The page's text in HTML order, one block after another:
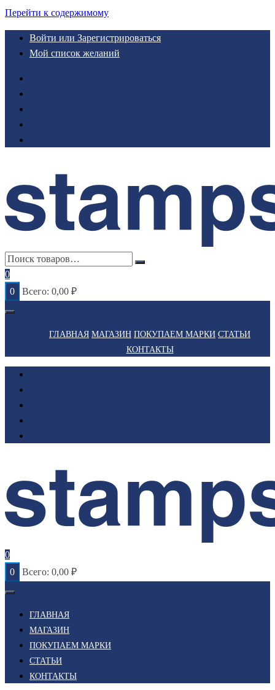
Перейти к содержимому
Войти или Зарегистрироваться
Мой список желаний
0
0
Всего: 0,00 ₽
ГЛАВНАЯ МАГАЗИН ПОКУПАЕМ МАРКИ СТАТЬИ
КОНТАКТЫ
0
0
Всего: 0,00 ₽
ГЛАВНАЯ
МАГАЗИН
ПОКУПАЕМ МАРКИ
СТАТЬИ
КОНТАКТЫ